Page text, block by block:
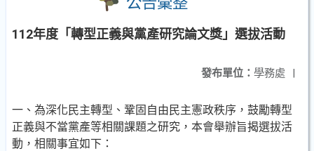
112年度「轉型正義與黨產研究論文獎」選拔活動
發布單位： 學務處 |
一、為深化民主轉型、鞏固自由民主憲政秩序，鼓勵轉型
正義與不當黨產等相關課題之研究，本會舉辦旨揭選拔活
動，相關事宜如下：